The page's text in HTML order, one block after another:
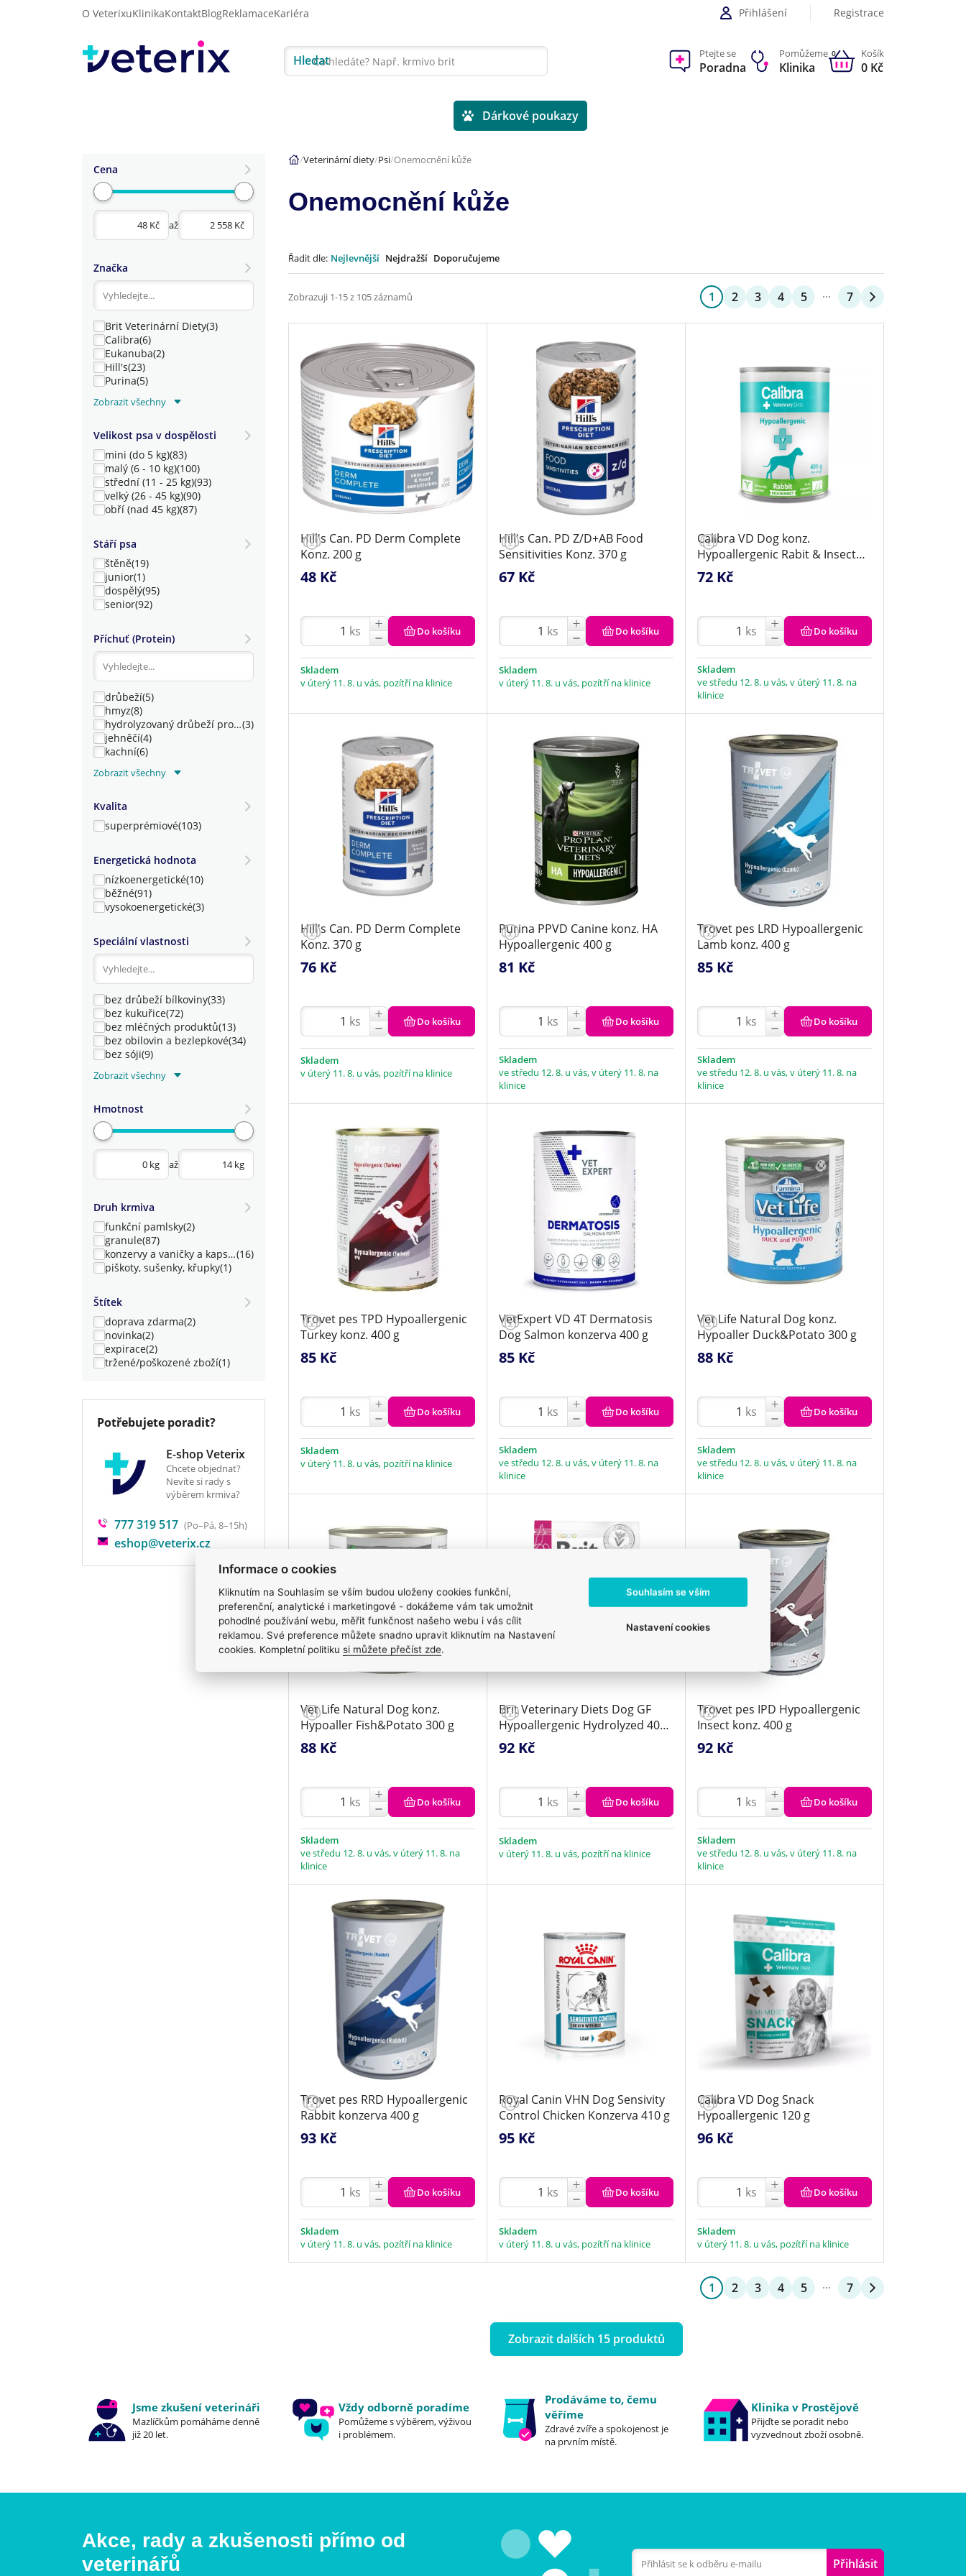
O VeterixuKlinikaKontaktBlogReklamaceKariéra Přihlášení Registrace
Hledat Ptejte se
Poradna
Pomůžeme
Klinika
0 Košík
0 Kč
Dárkové poukazy
Cena
až
Značka
Brit Veterinární Diety(3)
Calibra(6)
Eukanuba(2)
Hill's(23)
Purina(5)
Royal Canin(21)
VetExpert(8)
Zobrazit všechny
Velikost psa v dospělosti
mini (do 5 kg)(83)
malý (6 - 10 kg)(100)
střední (11 - 25 kg)(93)
velký (26 - 45 kg)(90)
obří (nad 45 kg)(87)
Stáří psa
štěně(19)
junior(1)
dospělý(95)
senior(92)
Příchuť (Protein)
drůbeží(5)
hmyz(8)
hydrolyzovaný drůbeží protein(3)
jehněčí(4)
kachní(6)
koňské(3)
kuřecí
losos(3)
ostatní (4)
rostlinný(5)
rybí(21)
štěpená bílkovina
vejce(8)
zvěřina
(3)
Zobrazit všechny
Kvalita
superprémiové(103)
Energetická hodnota
nízkoenergetické(10)
běžné(91)
vysokoenergetické(3)
Speciální vlastnosti
bez drůbeží bílkoviny(33)
bez kukuřice(72)
bez mléčných produktů(13)
bez obilovin a bezlepkové(34)
bez sóji(9)
bezmasé(3)
extrudované
hydrolyzovaný protein(3)
hypoalergenní
monoprotein
(17)
pro citlivé zažívání(26)
se sníženým obsahem tuku
(2)
Zobrazit všechny
Hmotnost
až
Druh krmiva
funkční pamlsky(2)
granule(87)
konzervy a vaničky a kapsičky(16)
piškoty, sušenky, křupky(1)
Štítek
doprava zdarma(2)
novinka(2)
expirace(2)
tržené/poškozené zboží(1)
Potřebujete poradit?
E-shop Veterix
Chcete objednat?
Nevíte si rady s
výběrem krmiva?
777 319 517 (Po–Pá, 8–15h)
eshop@veterix.cz
Veterinární diety Psi Onemocnění kůže
Onemocnění kůže
Řadit dle: Nejlevnější Nejdražší Doporučujeme
1 2 3 4 5 7
Zobrazuji 1-15 z 105 záznamů
Hill's Can. PD Derm Complete
Konz. 200 g
48 Kč
ks Do košíku
Skladem
v úterý 11. 8. u vás, pozítří na klinice
Hill's Can. PD Z/D+AB Food
Sensitivities Konz. 370 g
67 Kč
ks Do košíku
Skladem
v úterý 11. 8. u vás, pozítří na klinice
Calibra VD Dog konz.
Hypoallergenic Rabit & Insect
400 g
72 Kč
ks Do košíku
Skladem
ve středu 12. 8. u vás, v úterý 11. 8. na
klinice
Hill's Can. PD Derm Complete
Konz. 370 g
76 Kč
ks Do košíku
Skladem
v úterý 11. 8. u vás, pozítří na klinice
Purina PPVD Canine konz. HA
Hypoallergenic 400 g
81 Kč
ks Do košíku
Skladem
ve středu 12. 8. u vás, v úterý 11. 8. na
klinice
Trovet pes LRD Hypoallergenic
Lamb konz. 400 g
85 Kč
ks Do košíku
Skladem
ve středu 12. 8. u vás, v úterý 11. 8. na
klinice
Trovet pes TPD Hypoallergenic
Turkey konz. 400 g
85 Kč
ks Do košíku
Skladem
v úterý 11. 8. u vás, pozítří na klinice
VetExpert VD 4T Dermatosis
Dog Salmon konzerva 400 g
85 Kč
ks Do košíku
Skladem
ve středu 12. 8. u vás, v úterý 11. 8. na
klinice
Vet Life Natural Dog konz.
Hypoaller Duck&Potato 300 g
88 Kč
ks Do košíku
Skladem
ve středu 12. 8. u vás, v úterý 11. 8. na
klinice
Vet Life Natural Dog konz.
Hypoaller Fish&Potato 300 g
88 Kč
ks Do košíku
Skladem
ve středu 12. 8. u vás, v úterý 11. 8. na
klinice
Brit Veterinary Diets Dog GF
Hypoallergenic Hydrolyzed 400
g
92 Kč
ks Do košíku
Skladem
v úterý 11. 8. u vás, pozítří na klinice
Trovet pes IPD Hypoallergenic
Insect konz. 400 g
92 Kč
ks Do košíku
Skladem
ve středu 12. 8. u vás, v úterý 11. 8. na
klinice
Trovet pes RRD Hypoallergenic
Rabbit konzerva 400 g
93 Kč
ks Do košíku
Skladem
v úterý 11. 8. u vás, pozítří na klinice
Royal Canin VHN Dog Sensivity
Control Chicken Konzerva 410 g
95 Kč
ks Do košíku
Skladem
v úterý 11. 8. u vás, pozítří na klinice
Calibra VD Dog Snack
Hypoallergenic 120 g
96 Kč
ks Do košíku
Skladem
v úterý 11. 8. u vás, pozítří na klinice
1 2 3 4 5 7
Zobrazit dalších 15 produktů
Jsme zkušení veterináři
Mazlíčkům pomáháme denně
již 20 let.
Vždy odborně poradíme
Pomůžeme s výběrem, výživou
i problémem.
Prodáváme to, čemu
věříme
Zdravé zvíře a spokojenost je
na prvním místě.
Klinika v Prostějově
Přijďte se poradit nebo
vyzvednout zboží osobně.
Akce, rady a zkušenosti přímo od
veterinářů
Přihlásit
Informace o cookies
Kliknutím na Souhlasím se vším budou uloženy cookies funkční,
preferenční, analytické i marketingové - dokážeme vám tak umožnit
pohodlné používání webu, měřit funkčnost našeho webu i vás cílit
reklamou. Své preference můžete snadno upravit kliknutím na Nastavení
cookies. Kompletní politiku si můžete přečíst zde.
Souhlasím se vším
Nastavení cookies